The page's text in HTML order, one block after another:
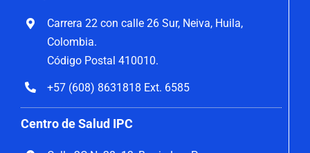
Carrera 22 con calle 26 Sur, Neiva, Huila,
Colombia.
Código Postal 410010.
+57 (608) 8631818 Ext. 6585
Centro de Salud IPC